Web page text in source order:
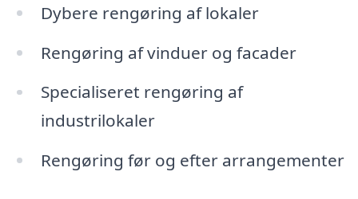
Dybere rengøring af lokaler
Rengøring af vinduer og facader
Specialiseret rengøring af
industrilokaler
Rengøring før og efter arrangementer